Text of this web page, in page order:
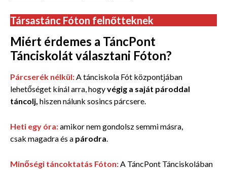
Társastánc Fóton felnőtteknek
Miért érdemes a TáncPont
Tánciskolát választani Fóton?
Párcserék nélkül:A tánciskola Fót központjában
lehetőséget kínál arra, hogyvégig a saját pároddal
táncolj, hiszen nálunk sosincs párcsere.
Heti egy óra:amikor nem gondolsz semmi másra,
csak magadraés a párodra.
Minőségi táncoktatás Fóton:A TáncPont Tánciskolában